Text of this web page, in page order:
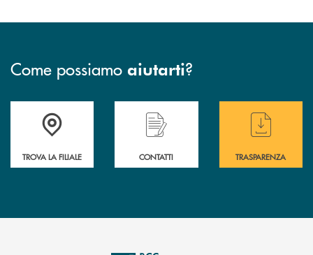
Come possiamo aiutarti?
Accedi all' elenco completo delle filiali di BCC Barlassina.
TROVA LA FILIALE
Hai bisogno di assistenza immediata ?
CONTATTI
Hai bisogno di
TRASPARENZA